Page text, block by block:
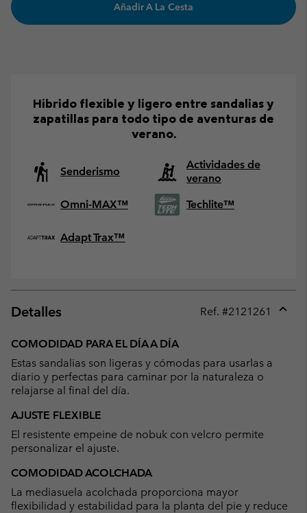
Añadir A La Cesta
Híbrido flexible y ligero entre sandalias y
zapatillas para todo tipo de aventuras de
verano.
Senderismo
Actividades de
verano
Omni-MAX™
Techlite™
Adapt Trax™
Detalles Ref. #2121261
COMODIDAD PARA EL DÍA A DÍA
Estas sandalias son ligeras y cómodas para usarlas a
diario y perfectas para caminar por la naturaleza o
relajarse al final del día.
AJUSTE FLEXIBLE
El resistente empeine de nobuk con velcro permite
personalizar el ajuste.
COMODIDAD ACOLCHADA
La mediasuela acolchada proporciona mayor
flexibilidad y estabilidad para la planta del pie y reduce